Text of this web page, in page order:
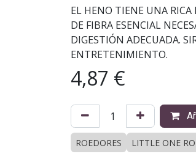
EL HENO TIENE UNA
DE FIBRA ESENCIAL
DIGESTIÓN ADECUADA.
ENTRETENIMIENTO.
4,87 €
ROEDORES LITTLE ONE